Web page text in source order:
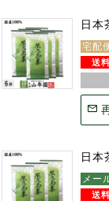
日本
宅配
日本
メー